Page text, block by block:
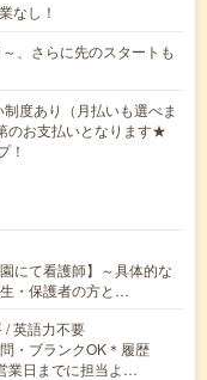
なし！
さらに先のスタートも
度あり（月払いも選べま
のお支払いとなります★
！
にて看護師】～具体的な
・保護者の方と…
/ 英語力不要
・ブランクOK＊履歴
業日までに担当よ…